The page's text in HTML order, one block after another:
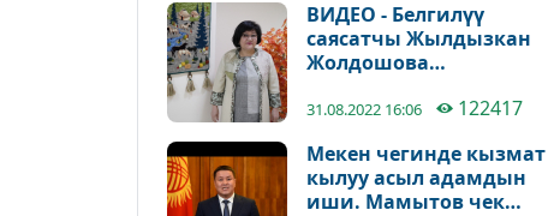
ВИДЕО - Белгилүү
саясатчы Жылдызкан
Жолдошова
бүгүнкү майрамы менен
31.08.2022 16:06 122417
Мекен чегинде кызмат
кылуу асыл адамдын
иши. Мамытов чек